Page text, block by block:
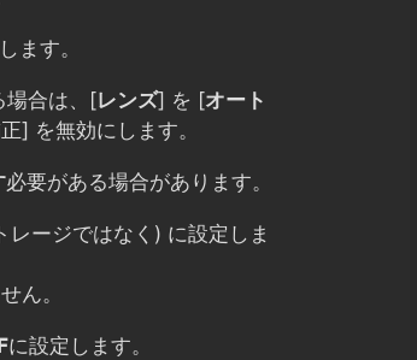
ます。
場合は、[レンズ] を [オート
] を無効にします。
必要がある場合があります。
レージではなく) に設定しま
ん。
に設定します。